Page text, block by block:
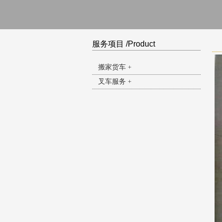
服务项目 /Product
搬家货车 +
叉车服务 +